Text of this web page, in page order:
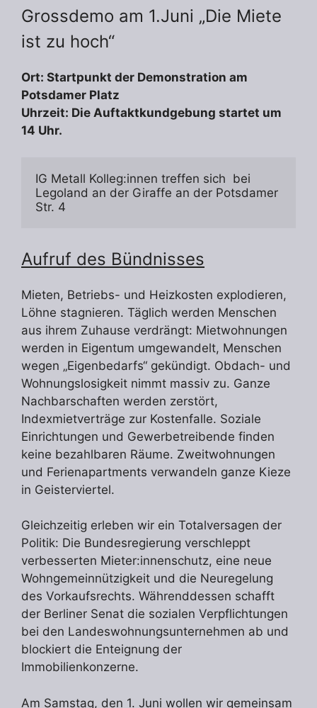
Grossdemo am 1.Juni „Die Miete
ist zu hoch“
Ort: Startpunkt der Demonstration am
Potsdamer Platz
Uhrzeit: Die Auftaktkundgebung startet um
14 Uhr.
IG Metall Kolleg:innen treffen sich  bei
Legoland an der Giraffe an der Potsdamer
Str. 4
Aufruf des Bündnisses
Mieten, Betriebs- und Heizkosten explodieren,
Löhne stagnieren. Täglich werden Menschen
aus ihrem Zuhause verdrängt: Mietwohnungen
werden in Eigentum umgewandelt, Menschen
wegen „Eigenbedarfs“ gekündigt. Obdach- und
Wohnungslosigkeit nimmt massiv zu. Ganze
Nachbarschaften werden zerstört,
Indexmietverträge zur Kostenfalle. Soziale
Einrichtungen und Gewerbetreibende finden
keine bezahlbaren Räume. Zweitwohnungen
und Ferienapartments verwandeln ganze Kieze
in Geisterviertel.
Gleichzeitig erleben wir ein Totalversagen der
Politik: Die Bundesregierung verschleppt
verbesserten Mieter:innenschutz, eine neue
Wohngemeinnützigkeit und die Neuregelung
des Vorkaufsrechts. Währenddessen schafft
der Berliner Senat die sozialen Verpflichtungen
bei den Landeswohnungsunternehmen ab und
blockiert die Enteignung der
Immobilienkonzerne.
Am Samstag, den 1. Juni wollen wir gemeinsam